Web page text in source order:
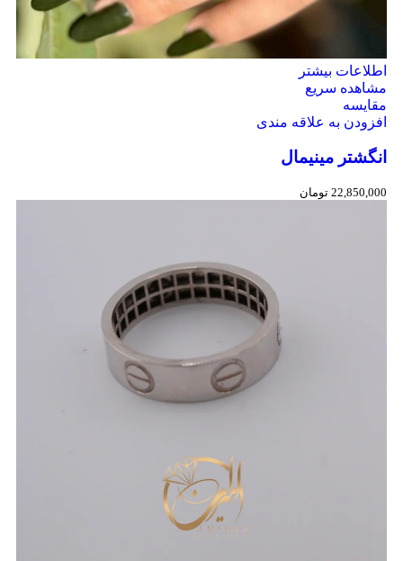
اطلاعات بیشتر
مشاهده سریع
مقایسه
افزودن به علاقه مندی
انگشتر مینیمال
22,850,000 تومان